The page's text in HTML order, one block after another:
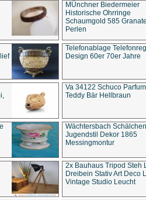
MÜnchner Biedermeier
Historische Ohrringe
Schaumgold 585
Perlen
Telefonablage
Design 60er 70er Jahre
Va 34122 Schuco
Teddy Bär Hellbraun
Wächtersbach Schälchen
Jugendstil Dekor 1865
Messingmontur
2x Bauhaus Tripod Steh
Dreibein Stativ Art Deco
Vintage Studio Leucht